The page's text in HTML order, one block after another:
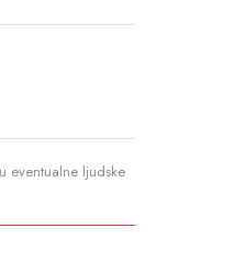
eventualne ljudske